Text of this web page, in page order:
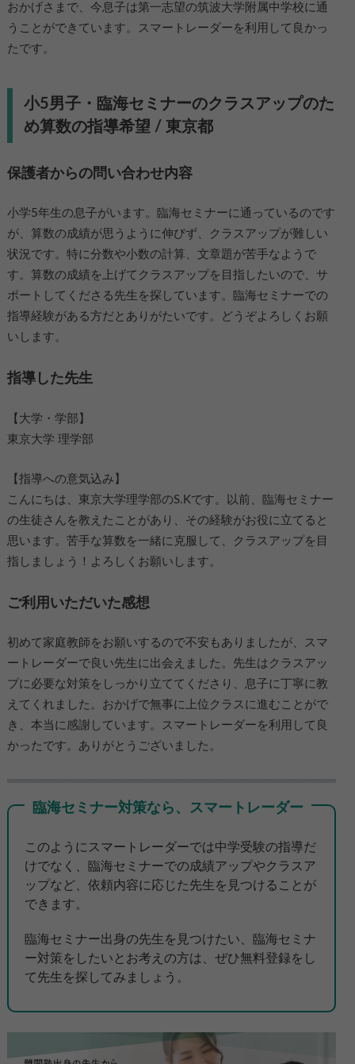
おかげさまで、今息子は第一志望の筑波大学附属中学校に通
うことができています。スマートレーダーを利用して良かっ
たです。
小5男子・臨海セミナーのクラスアップのた
め算数の指導希望 / 東京都
保護者からの問い合わせ内容
小学5年生の息子がいます。臨海セミナーに通っているのです
が、算数の成績が思うように伸びず、クラスアップが難しい
状況です。特に分数や小数の計算、文章題が苦手なようで
す。算数の成績を上げてクラスアップを目指したいので、サ
ポートしてくださる先生を探しています。臨海セミナーでの
指導経験がある方だとありがたいです。どうぞよろしくお願
いします。
指導した先生
【大学・学部】
東京大学 理学部
【指導への意気込み】
こんにちは、東京大学理学部のS.Kです。以前、臨海セミナー
の生徒さんを教えたことがあり、その経験がお役に立てると
思います。苦手な算数を一緒に克服して、クラスアップを目
指しましょう！よろしくお願いします。
ご利用いただいた感想
初めて家庭教師をお願いするので不安もありましたが、スマ
ートレーダーで良い先生に出会えました。先生はクラスアッ
プに必要な対策をしっかり立ててくださり、息子に丁寧に教
えてくれました。おかげで無事に上位クラスに進むことがで
き、本当に感謝しています。スマートレーダーを利用して良
かったです。ありがとうございました。
臨海セミナー対策なら、スマートレーダー
このようにスマートレーダーでは中学受験の指導だ
けでなく、臨海セミナーでの成績アップやクラスア
ップなど、依頼内容に応じた先生を見つけることが
できます。
臨海セミナー出身の先生を見つけたい、臨海セミナ
ー対策をしたいとお考えの方は、ぜひ無料登録をし
て先生を探してみましょう。